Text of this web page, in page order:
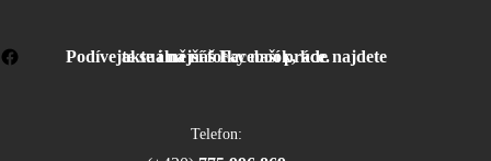
Podívejte se i na náš Facebook, kde najdete aktuálnější fotky naší práce.
Telefon: